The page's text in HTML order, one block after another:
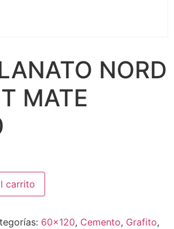
NORD
MATE
carrito
60x120, Cemento, Grafito,